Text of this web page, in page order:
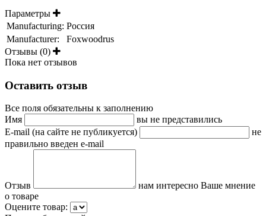
Параметры
Manufacturing: Россия
Manufacturer:
Foxwoodrus
Отзывы (0)
Пока нет отзывов
Оставить отзыв
Все поля обязательны к заполнению
Имя
вы не представились
E-mail (на сайте не публикуется)
не
правильно введен e-mail
Отзыв
нам интересно Ваше мнение
о товаре
Оцените товар: